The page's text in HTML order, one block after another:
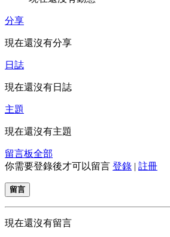
分享
現在還沒有分享
日誌
現在還沒有日誌
主題
現在還沒有主題
留言板全部
你需要登錄後才可以留言 登錄 | 註冊
留言
現在還沒有留言